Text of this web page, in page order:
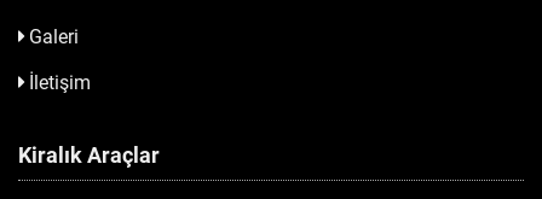
Galeri
İletişim
Kiralık Araçlar